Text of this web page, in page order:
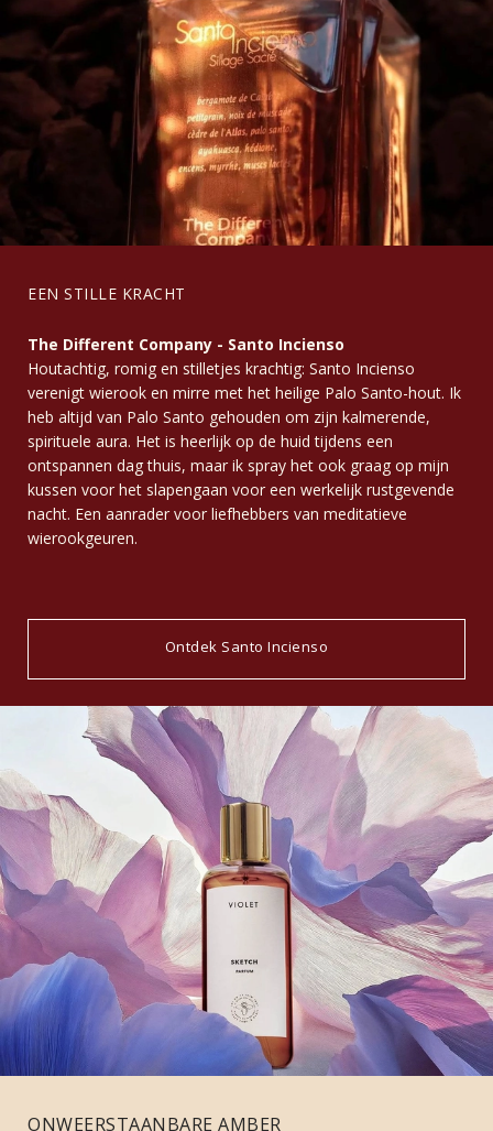
EEN STILLE KRACHT
The Different Company - Santo Incienso
Houtachtig, romig en stilletjes krachtig: Santo Incienso
verenigt wierook en mirre met het heilige Palo Santo-hout. Ik
heb altijd van Palo Santo gehouden om zijn kalmerende,
spirituele aura. Het is heerlijk op de huid tijdens een
ontspannen dag thuis, maar ik spray het ook graag op mijn
kussen voor het slapengaan voor een werkelijk rustgevende
nacht. Een aanrader voor liefhebbers van meditatieve
wierookgeuren.
Ontdek Santo Incienso
ONWEERSTAANBARE AMBER